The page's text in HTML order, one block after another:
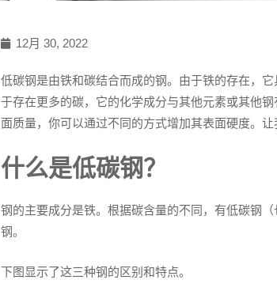
12月 30, 2022
低碳钢是由铁和碳结合而成的钢。由于铁的存在，
于存在更多的碳，它的化学成分与其他元素或其他
面质量，你可以通过不同的方式增加其表面硬度。让
什么是低碳钢？
钢的主要成分是铁。根据碳含量的不同，有低碳钢
钢。
下图显示了这三种钢的区别和特点。